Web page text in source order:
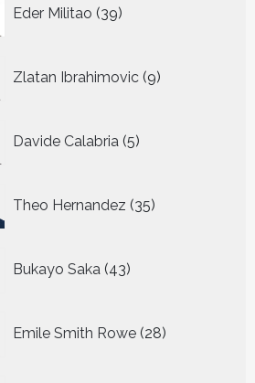
Eder Militao 39
producten
Zlatan Ibrahimovic 9
producten
Davide Calabria 5
producten
Theo Hernandez 35
producten
Bukayo Saka 43
producten
Emile Smith Rowe 28
producten